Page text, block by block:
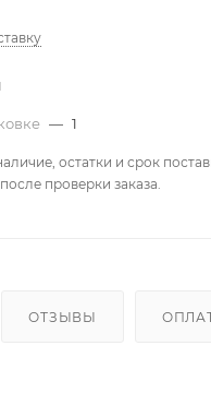
— 1
остатки и срок
проверки заказа.
ОТЗЫВЫ